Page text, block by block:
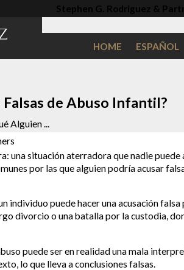
Stephen G. Rodriguez &
HOME ESPAÑOL
de Abuso Infantil?
Alguien ...
una situación aterradora que nadie
por las que alguien podría acusar
individuo puede hacer una acusación
divorcio o una batalla por la custodia,
puede ser en realidad una mala
lo que lleva a conclusiones falsas.